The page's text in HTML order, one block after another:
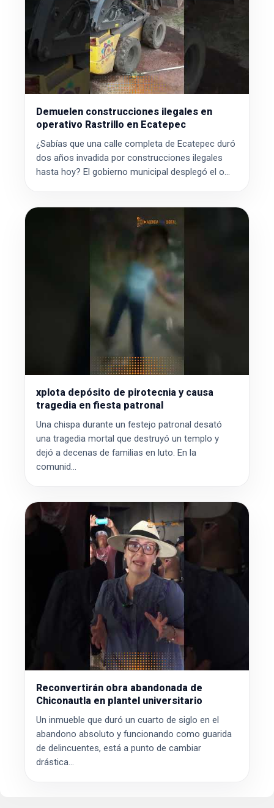
Demuelen construcciones ilegales en
operativo Rastrillo en Ecatepec
¿Sabías que una calle completa de Ecatepec duró
dos años invadida por construcciones ilegales
hasta hoy? El gobierno municipal desplegó el o...
xplota depósito de pirotecnia y causa
tragedia en fiesta patronal
Una chispa durante un festejo patronal desató
una tragedia mortal que destruyó un templo y
dejó a decenas de familias en luto. En la
comunid...
Reconvertirán obra abandonada de
Chiconautla en plantel universitario
Un inmueble que duró un cuarto de siglo en el
abandono absoluto y funcionando como guarida
de delincuentes, está a punto de cambiar
drástica...